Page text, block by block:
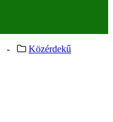
-
Közérdekű